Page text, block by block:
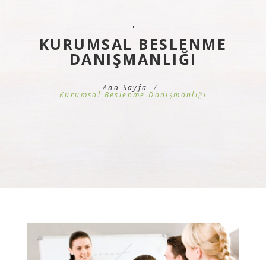
'
KURUMSAL BESLENME
DANIŞMANLIĞI
Ana Sayfa
Kurumsal Beslenme Danışmanlığı